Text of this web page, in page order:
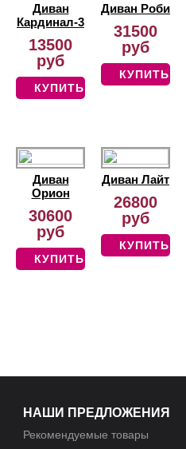
Диван
Кардинал-3
13500
руб
КУПИТЬ
Диван Роби
31500
руб
КУПИТЬ
Диван
Орион
30600
руб
КУПИТЬ
Диван Лайт
26800
руб
КУПИТЬ
НАШИ ПРЕДЛОЖЕНИЯ
Рекомендуемые товары